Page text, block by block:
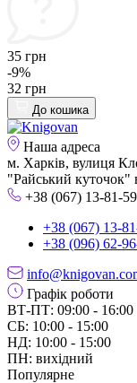
35 грн
-9%
32 грн
До кошика
Наша адреса
м. Харків, вулиця
"Райський куточок"
+38 (067) 13-81-
+38 (067) 13-
+38 (096) 62-
Графік роботи
ВТ-ПТ: 09:00 - 16:00
СБ: 10:00 - 15:00
НД: 10:00 - 15:00
ПН: вихідний
Популярне